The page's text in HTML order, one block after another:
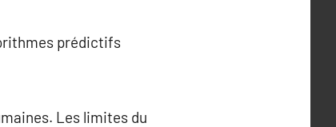
prédictifs
Les limites du